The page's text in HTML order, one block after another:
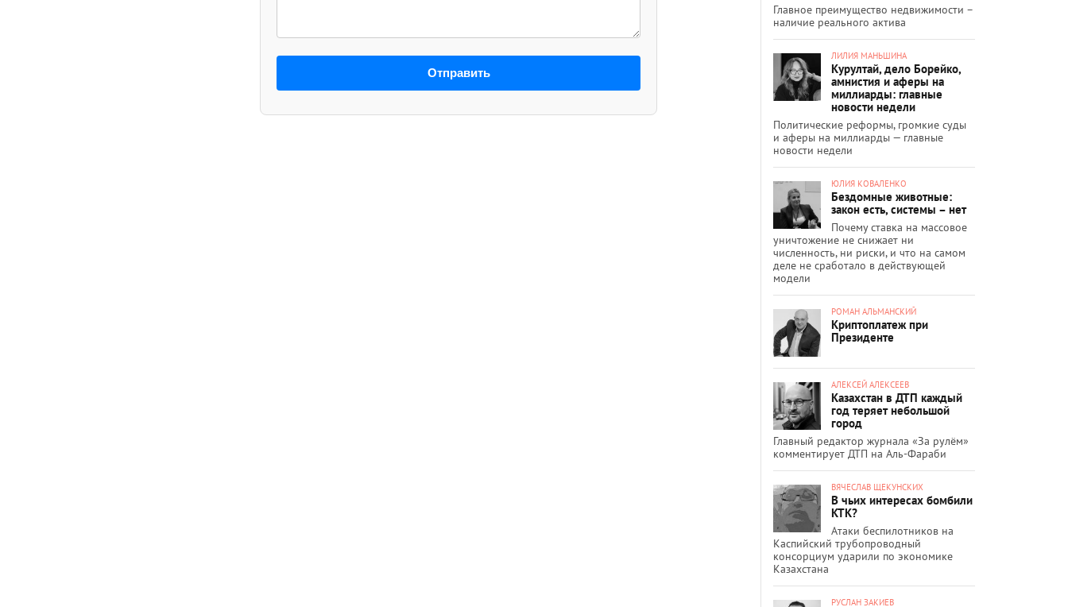
Отправить
Главное преимущество недвижимости –
наличие реального актива
ЛИЛИЯ МАНЬШИНА
Курултай, дело Борейко,
амнистия и аферы на
миллиарды: главные
новости недели
Политические реформы, громкие суды
и аферы на миллиарды — главные
новости недели
ЮЛИЯ КОВАЛЕНКО
Бездомные животные:
закон есть, системы – нет
Почему ставка на массовое
уничтожение не снижает ни
численность, ни риски, и что на самом
деле не сработало в действующей
модели
РОМАН АЛЬМАНСКИЙ
Криптоплатеж при
Президенте
АЛЕКСЕЙ АЛЕКСЕЕВ
Казахстан в ДТП каждый
год теряет небольшой
город
Главный редактор журнала «За рулём»
комментирует ДТП на Аль-Фараби
ВЯЧЕСЛАВ ЩЕКУНСКИХ
В чьих интересах бомбили
КТК?
Атаки беспилотников на
Каспийский трубопроводный
консорциум ударили по экономике
Казахстана
РУСЛАН ЗАКИЕВ